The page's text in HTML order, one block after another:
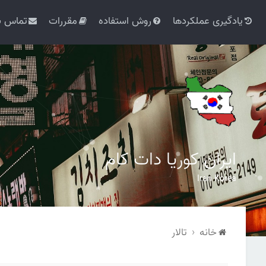
یادگیری عملکردها روش استفاده مقررات تماس
ایران کوریا دات کام
Iran Korea
خانه تالار